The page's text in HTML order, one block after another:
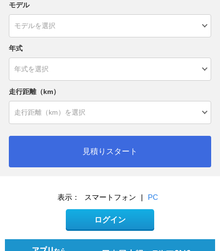
モデル
年式
走行距離（km）
見積りスタート
表示： スマートフォン | PC
ログイン